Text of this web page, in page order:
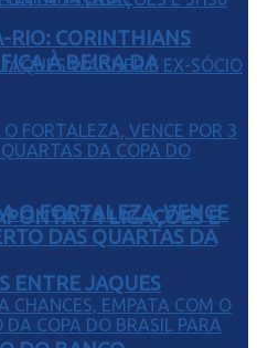
74 LIGAÇÕES E
ENTRE JAQUES
RIO: CORINTHIANS
À BEIRA DA
O FORTALEZA, VENCE
DAS QUARTAS DA